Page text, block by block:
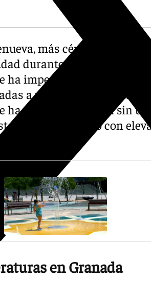
más céntrica y una
durante los meses de
ha impedido que se pueda
a mejorar las
dejado a Granada sin uno
inicio del verano con
en Granada